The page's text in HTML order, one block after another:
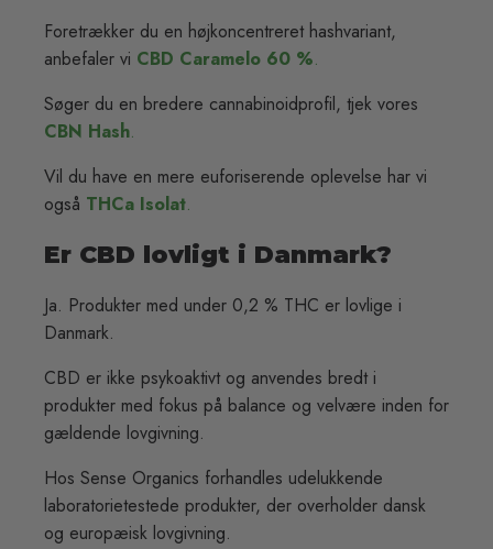
Foretrækker du en højkoncentreret hashvariant,
anbefaler vi CBD Caramelo 60 %.
Søger du en bredere cannabinoidprofil, tjek vores
CBN Hash.
Vil du have en mere euforiserende oplevelse har vi
også THCa Isolat.
Er CBD lovligt i Danmark?
Ja. Produkter med under 0,2 % THC er lovlige i
Danmark.
CBD er ikke psykoaktivt og anvendes bredt i
produkter med fokus på balance og velvære inden for
gældende lovgivning.
Hos Sense Organics forhandles udelukkende
laboratorietestede produkter, der overholder dansk
og europæisk lovgivning.